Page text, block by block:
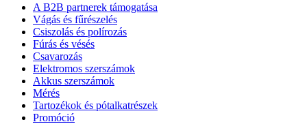
A B2B partnerek támogatása
Vágás és fűrészelés
Csiszolás és polírozás
Fúrás és vésés
Csavarozás
Elektromos szerszámok
Akkus szerszámok
Mérés
Tartozékok és pótalkatrészek
Promóció